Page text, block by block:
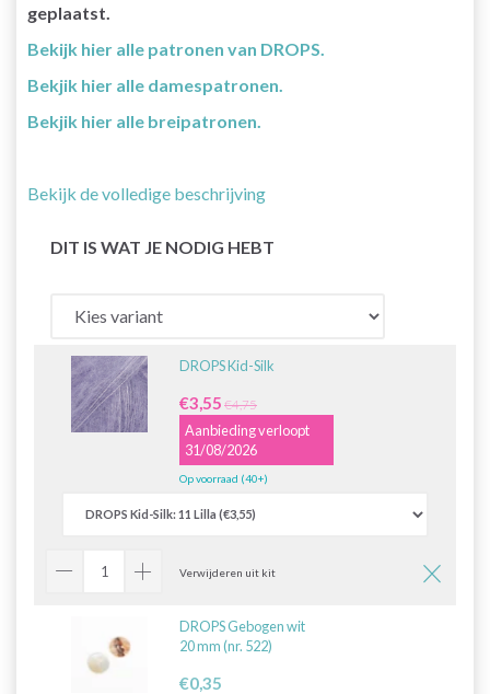
geplaatst.
Bekijk hier alle patronen van DROPS.
Bekjik hier alle damespatronen.
Bekjik hier alle breipatronen.
Bekijk de volledige beschrijving
DIT IS WAT JE NODIG HEBT
DROPS Kid-Silk
€3,55 €4,75
Aanbieding verloopt
31/08/2026
Op voorraad (40+)
Verwijderen uit kit
DROPS Gebogen wit
20 mm (nr. 522)
€0,35